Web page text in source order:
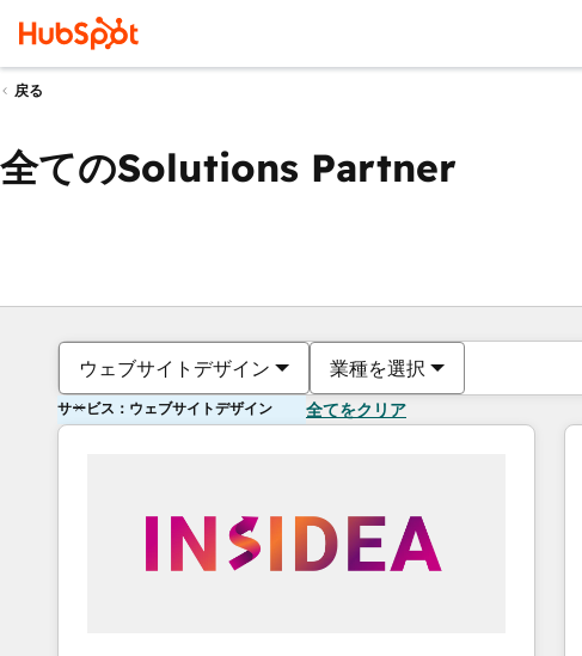
戻る
全てのSolutions Partner
ウェブサイトデザイン 業種を選択
サービス：ウェブサイトデザイン 全てをクリア